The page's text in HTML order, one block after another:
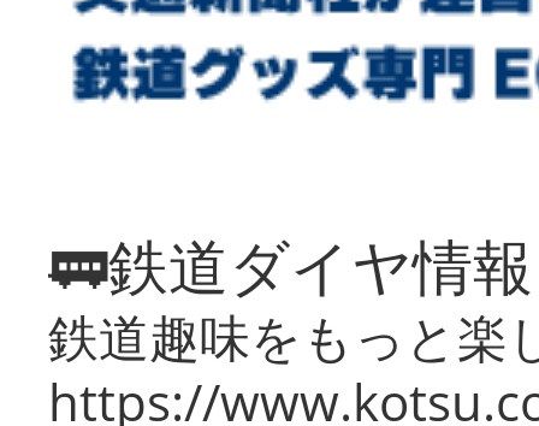
🚃鉄道ダイヤ情
鉄道趣味をもっと楽
https://